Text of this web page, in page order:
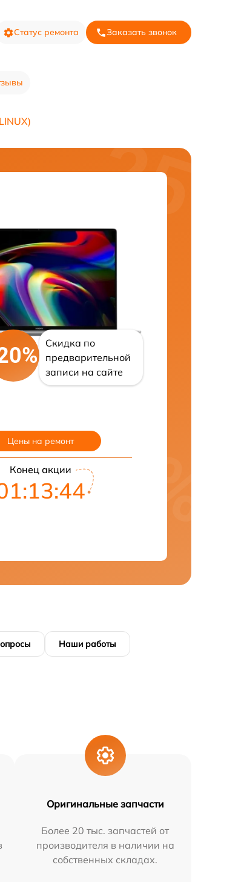
Статус ремонта Заказать звонок
Скидка по
предварительной
записи на сайте
Цены на ремонт
Конец акции
Наши работы
Оригинальные запчасти
Более 20 тыс. запчастей от
производителя в наличии на
собственных складах.